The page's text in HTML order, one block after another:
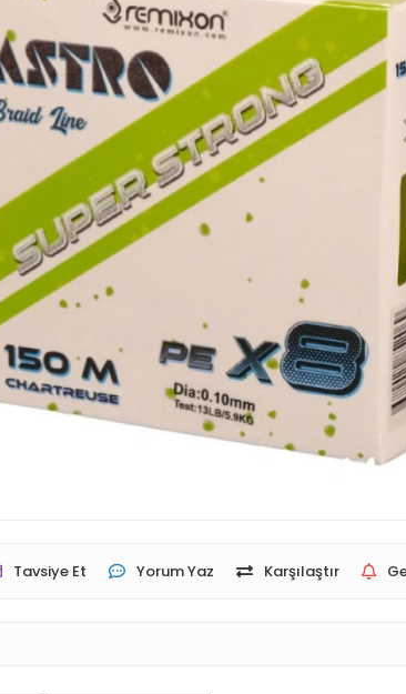
Tavsiye Et Yorum Yaz Karşılaştır